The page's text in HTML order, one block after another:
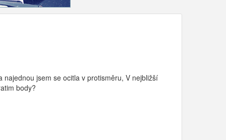
jsem se ocitla v protisměru, V nejbližší
body?